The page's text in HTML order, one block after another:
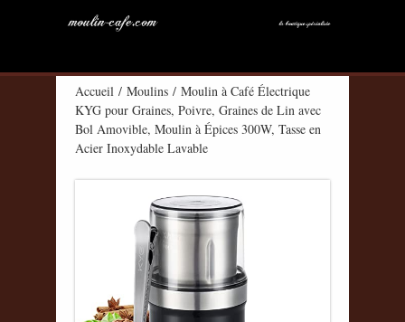
Accueil / Moulins / Moulin à Café Électrique
KYG pour Graines, Poivre, Graines de Lin avec
Bol Amovible, Moulin à Épices 300W, Tasse en
Acier Inoxydable Lavable